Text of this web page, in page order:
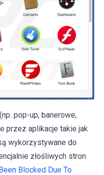
pop-up, banerowe,
przez aplikacje takie jak
wykorzystywane do
złośliwych stron
Blocked Due To